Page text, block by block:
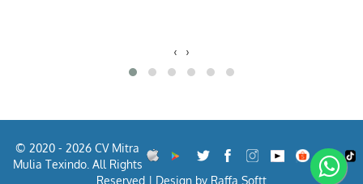
‹ ›
© 2020 - 2026 CV Mitra
Mulia Texindo. All Rights
Reserved | Design by Raffa Softt